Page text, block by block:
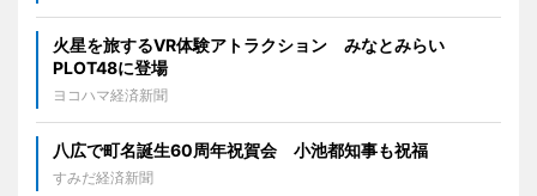
火星を旅するVR体験アトラクション みなとみらい
PLOT48に登場
ヨコハマ経済新聞
八広で町名誕生60周年祝賀会 小池都知事も祝福
すみだ経済新聞